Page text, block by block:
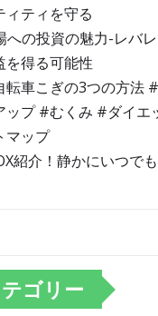
ィティを守る
への投資の魅力-レバ
を得る可能性
転車こぎの3つの方法
ップ #むくみ #ダイエ
マップ
紹介！静かにいつで
ゴリー